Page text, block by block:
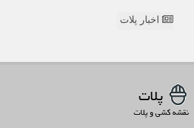
اخبار پلات
پلات
نقشه کشی و پلات